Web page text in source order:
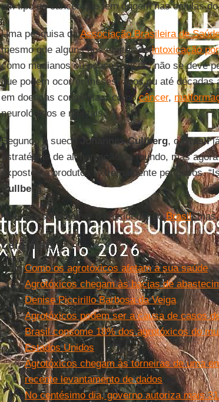
um tipo de câncer que tem origem nas células
Uma pesquisa daAssociação Brasileira de
mesmo que alguns dos efeitos deintoxicação
como medianos ou pouco tóxicos, não se deve
que podem ocorrer meses, anos ou até
em doenças congênitas” comocâncer,
neurológicos e mentais.
Segundo o sueco Johannes Cullberg, oBrasil
estratégias de alimentação do mundo, mas
expostos a produtos extremamente perigosos.
Cullberg.
“Não posso escolher o presidente doBrasil, mas
Leia mais
Como os agrotóxicos afetam a sua saúde
Agrotóxicos chegam às bacias de
Denise Piccirillo Barbosa da Veiga
Agrotóxicos podem ser a causa de casos
Brasil consome 18% dos agrotóxicos do
Estados Unidos
Agrotóxicos chegam às torneiras de uma
recente levantamento de dados
No centésimo dia, governo autoriza mais